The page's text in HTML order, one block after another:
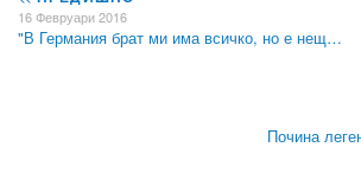
16 Февруари 2016
"В Германия брат ми има всичко, но е нещ…
Почина